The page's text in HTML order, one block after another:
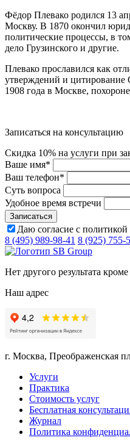
Фёдор Плевако родился 13
Москву. В 1870 окончил
политические процессы, в
дело Грузинского и другие.
Плевако прославился как
утверждений и цитирование
1908 года в Москве,
Записаться на консультацию
Скидка 10% на услуги при
Ваше имя*
Ваш телефон*
Суть вопроса
Удобное время встречи
Даю согласие с
8 (495) 989-98-41 8 (925) 755-
Нет другого результата
Наш адрес
г. Москва, Преображенская
Услуги
Практика
Стоимость услуг
Бесплатная
Журнал
Политика